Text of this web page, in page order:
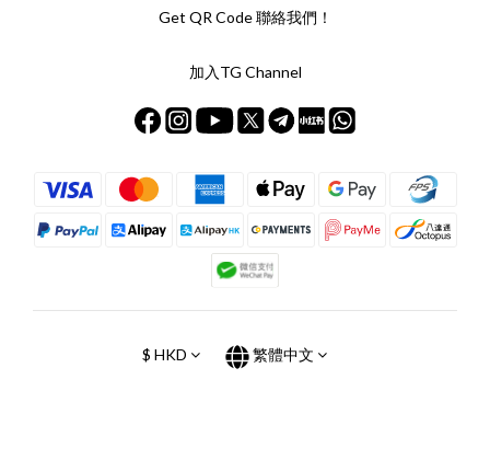
Get QR Code 聯絡我們！
加入TG Channel
$ HKD 繁體中文